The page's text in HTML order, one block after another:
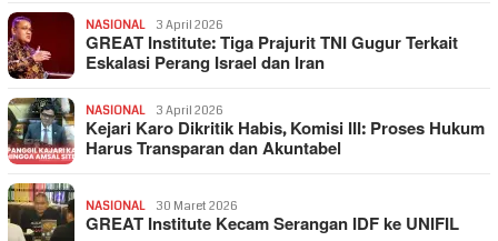
NASIONAL 3 April 2026
GREAT Institute: Tiga Prajurit TNI Gugur Terkait
Eskalasi Perang Israel dan Iran
NASIONAL 3 April 2026
Kejari Karo Dikritik Habis, Komisi III: Proses Hukum
Harus Transparan dan Akuntabel
NASIONAL 30 Maret 2026
GREAT Institute Kecam Serangan IDF ke UNIFIL